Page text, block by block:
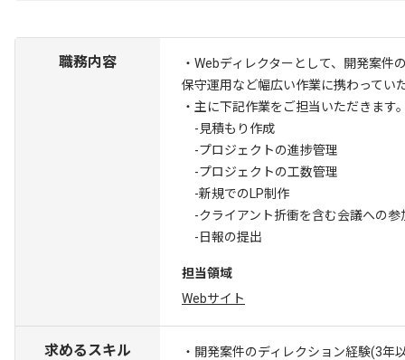
職務内容
・Webディレクターとして、開発案件
保守運用など幅広い作業に携わってい
・主に下記作業をご担当いただきます
-見積もり作成
-プロジェクトの進捗管理
-プロジェクトの工数管理
-新規でのLP制作
-クライアント折衝を含む会議への参
-日報の提出
担当領域
Webサイト
求めるスキル ・開発案件のディレクション経験(3年